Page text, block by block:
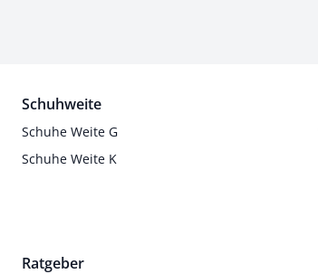
Schuhweite
Schuhe Weite G
Schuhe Weite K
Ratgeber